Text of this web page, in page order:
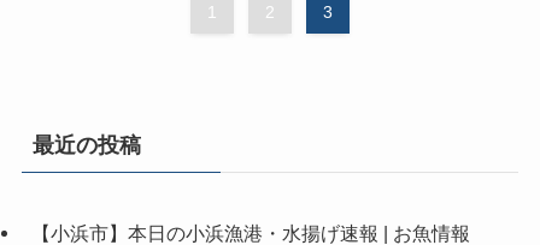
1 2 3
最近の投稿
【小浜市】本日の小浜漁港・水揚げ速報 | お魚情報